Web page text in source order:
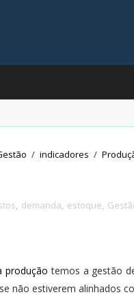
/ indicadores /
, demanda, estoque,
produção temos a gestão
não estiverem alinhados